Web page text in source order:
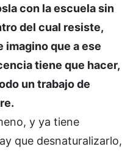
con la escuela sin
del cual resiste,
que a ese
tiene que hacer,
un trabajo de
y ya tiene
que desnaturalizarlo,